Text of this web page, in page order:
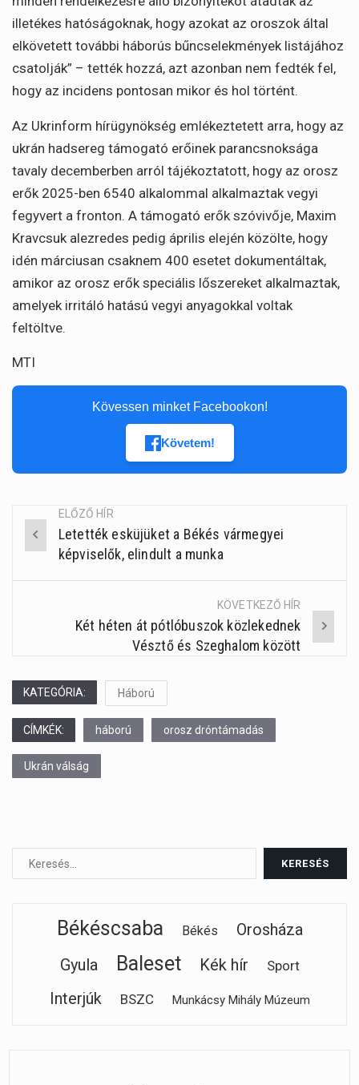
illetékes hatóságoknak, hogy azokat az oroszok által
elkövetett további háborús bűncselekmények listájához
csatolják” – tették hozzá, azt azonban nem fedték fel,
hogy az incidens pontosan mikor és hol történt.
Az Ukrinform hírügynökség emlékeztetett arra, hogy az
ukrán hadsereg támogató erőinek parancsnoksága
tavaly decemberben arról tájékoztatott, hogy az orosz
erők 2025-ben 6540 alkalommal alkalmaztak vegyi
fegyvert a fronton. A támogató erők szóvivője, Maxim
Kravcsuk alezredes pedig április elején közölte, hogy
idén márciusan csaknem 400 esetet dokumentáltak,
amikor az orosz erők speciális lőszereket alkalmaztak,
amelyek irritáló hatású vegyi anyagokkal voltak
feltöltve.
MTI
Kövessen minket Facebookon!
Követem!
Post
navigation
ELŐZŐ HÍR
Letették esküjüket a Békés vármegyei
képviselők, elindult a munka
KÖVETKEZŐ HÍR
Két héten át pótlóbuszok közlekednek
Vésztő és Szeghalom között
KATEGÓRIA: Háború
CÍMKÉK: háború orosz dróntámadás
Ukrán válság
Békéscsaba Békés
Orosháza
Gyula
Baleset Kék hír Sport
Interjúk BSZC Munkácsy Mihály Múzeum